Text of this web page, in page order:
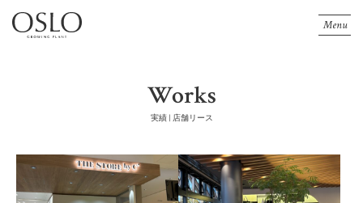
Menu
Works
実績 | 店舗リース